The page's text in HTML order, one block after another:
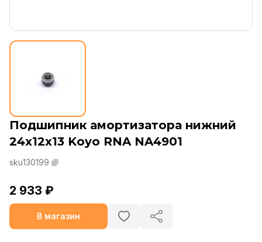
Подшипник амортизатора нижний
24x12x13 Koyo RNA NA4901
sku130199
2 933 ₽
В магазин